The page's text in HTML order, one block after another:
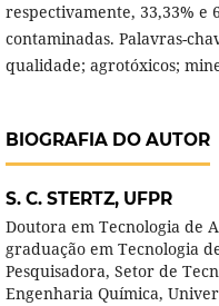
respectivamente, 33,33% e
contaminadas. Palavras-
qualidade; agrotóxicos;
BIOGRAFIA DO AUTOR
S. C. STERTZ, UFPR
Doutora em Tecnologia de
graduação em Tecnologia
Pesquisadora, Setor de
Engenharia Química,